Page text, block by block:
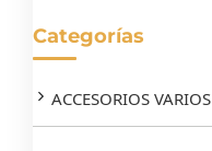
Categorías
ACCESORIOS VARIOS